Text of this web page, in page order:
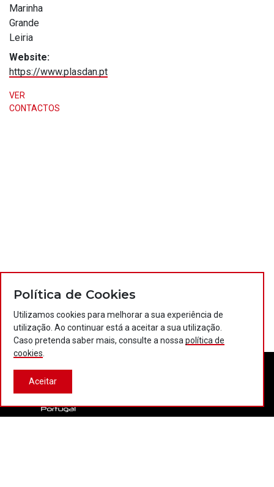
Marinha
Grande
Leiria
Website:
https://www.plasdan.pt
VER
CONTACTOS
Política de Cookies
Utilizamos cookies para melhorar a sua experiência de
utilização. Ao continuar está a aceitar a sua utilização.
Caso pretenda saber mais, consulte a nossa política de
cookies
Aceitar